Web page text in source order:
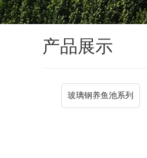
产品展示
玻璃钢养鱼池系列